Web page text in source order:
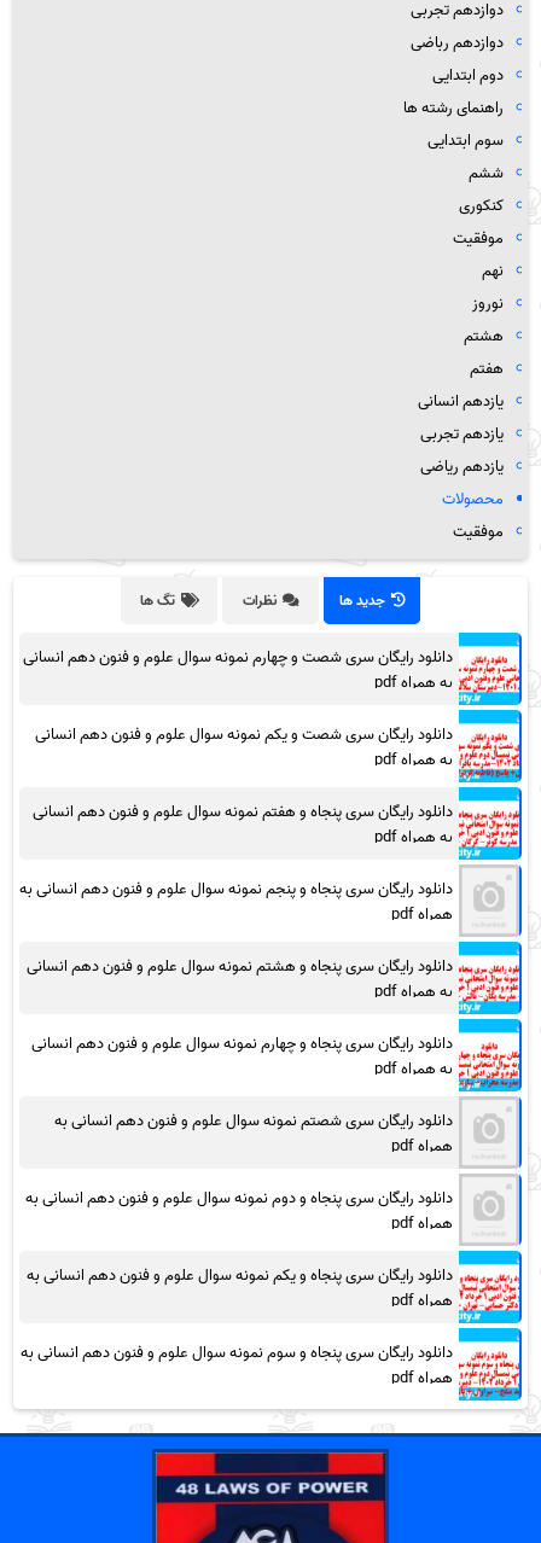
دوازدهم تجربی
دوازدهم رباضی
دوم ابتدایی
راهنمای رشته ها
سوم ابتدایی
ششم
کنکوری
موفقیت
نهم
نوروز
هشتم
هفتم
یازدهم انسانی
یازدهم تجربی
یازدهم ریاضی
محصولات
موفقیت
جدید ها نظرات تگ ها
دانلود رایگان سری شصت و چهارم نمونه سوال علوم و فنون دهم انسانی
به همراه pdf
دانلود رایگان سری شصت و یکم نمونه سوال علوم و فنون دهم انسانی
به همراه pdf
دانلود رایگان سری پنجاه و هفتم نمونه سوال علوم و فنون دهم انسانی
به همراه pdf
دانلود رایگان سری پنجاه و پنجم نمونه سوال علوم و فنون دهم انسانی به
همراه pdf
دانلود رایگان سری پنجاه و هشتم نمونه سوال علوم و فنون دهم انسانی
به همراه pdf
دانلود رایگان سری پنجاه و چهارم نمونه سوال علوم و فنون دهم انسانی
به همراه pdf
دانلود رایگان سری شصتم نمونه سوال علوم و فنون دهم انسانی به
همراه pdf
دانلود رایگان سری پنجاه و دوم نمونه سوال علوم و فنون دهم انسانی به
همراه pdf
دانلود رایگان سری پنجاه و یکم نمونه سوال علوم و فنون دهم انسانی به
همراه pdf
دانلود رایگان سری پنجاه و سوم نمونه سوال علوم و فنون دهم انسانی به
همراه pdf